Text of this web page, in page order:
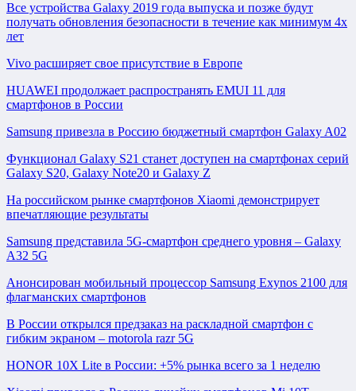
Все устройства Galaxy 2019 года выпуска и позже будут
получать обновления безопасности в течение как минимум 4х
лет
Vivo расширяет свое присутствие в Европе
HUAWEI продолжает распространять EMUI 11 для
смартфонов в России
Samsung привезла в Россию бюджетный смартфон Galaxy A02
Функционал Galaxy S21 станет доступен на смартфонах серий
Galaxy S20, Galaxy Note20 и Galaxy Z
На российском рынке смартфонов Xiaomi демонстрирует
впечатляющие результаты
Samsung представила 5G-смартфон среднего уровня – Galaxy
A32 5G
Анонсирован мобильный процессор Samsung Exynos 2100 для
флагманских смартфонов
В России открылся предзаказ на раскладной смартфон с
гибким экраном – motorola razr 5G
HONOR 10X Lite в России: +5% рынка всего за 1 неделю